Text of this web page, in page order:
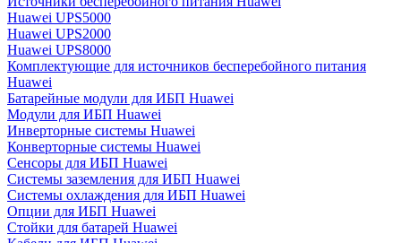
Huawei UPS5000
Huawei UPS2000
Huawei UPS8000
Комплектующие для источников бесперебойного питания
Huawei
Батарейные модули для ИБП Huawei
Модули для ИБП Huawei
Инверторные системы Huawei
Конверторные системы Huawei
Сенсоры для ИБП Huawei
Системы заземления для ИБП Huawei
Системы охлаждения для ИБП Huawei
Опции для ИБП Huawei
Стойки для батарей Huawei